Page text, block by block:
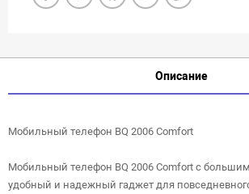
Описание
Мобильный телефон BQ 2006 Comfort
Мобильный телефон BQ 2006 Comfort с
удобный и надежный гаджет для